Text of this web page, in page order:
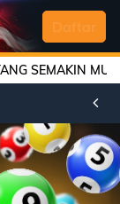
Daftar
SEMAKIN